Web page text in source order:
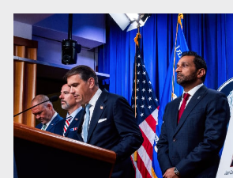
Procesan a el “R1”, presunto líder
Michoacán